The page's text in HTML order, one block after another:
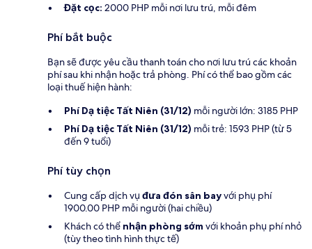
Đặt cọc: 2000 PHP mỗi nơi lưu trú, mỗi đêm
Phí bắt buộc
Bạn sẽ được yêu cầu thanh toán cho nơi lưu trú các khoản
phí sau khi nhận hoặc trả phòng. Phí có thể bao gồm các
loại thuế hiện hành:
Phí Dạ tiệc Tất Niên (31/12) mỗi người lớn: 3185 PHP
Phí Dạ tiệc Tất Niên (31/12) mỗi trẻ: 1593 PHP (từ 5
đến 9 tuổi)
Phí tùy chọn
Cung cấp dịch vụ đưa đón sân bayvới phụ phí
1900.00 PHP mỗi người (hai chiều)
Khách có thể nhận phòng sớm với khoản phụ phí nhỏ
(tùy theo tình hình thực tế)